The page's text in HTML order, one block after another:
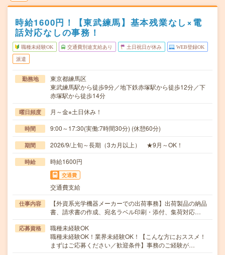
時給1600円！【東武練馬】基本残業なし×電
話対応なしの事務！
職種未経験OK 交通費別途支給あり 土日祝日が休み WEB登録OK
派遣
勤務地
東京都練馬区
東武練馬駅から徒歩9分／地下鉄赤塚駅から徒歩12分／下
赤塚駅から徒歩14分
曜日頻度 月～金※土日休み！
時間 9:00～17:30(実働:7時間30分) (休憩60分)
期間 2026/9/上旬～長期（3カ月以上） ★9月～OK！
時給 時給1600円
交通費
交通費支給
仕事内容
【外資系光学機器メーカーでの出荷事務】出荷製品の納品
書、請求書の作成、宛名ラベル印刷・添付、集荷対応…
応募資格
職種未経験OK
職種未経験OK！業界未経験OK！【こんな方におススメ！
まずはご応募ください／歓迎条件】事務のご経験が…